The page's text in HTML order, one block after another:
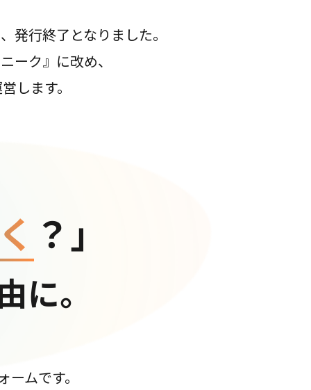
発行終了となりました。
ーク』に改め、
します。
？」
に。
ムです。